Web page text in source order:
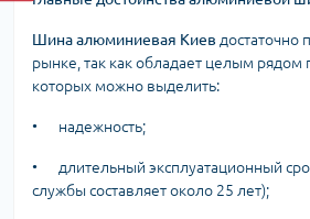
Шина алюминиевая Киев достаточно
рынке, так как обладает целым рядом
которых можно выделить:
• надежность;
•
длительный эксплуатационный
службы составляет около 25 лет);